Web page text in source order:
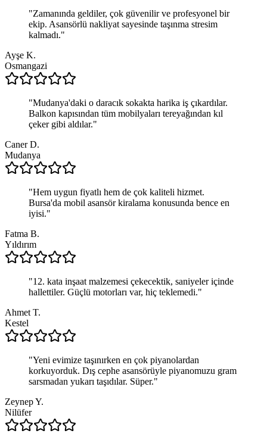
"Zamanında geldiler, çok güvenilir ve profesyonel bir
ekip. Asansörlü nakliyat sayesinde taşınma stresim
kalmadı."
Ayşe K.
Osmangazi
"Mudanya'daki o daracık sokakta harika iş çıkardılar.
Balkon kapısından tüm mobilyaları tereyağından kıl
çeker gibi aldılar."
Caner D.
Mudanya
"Hem uygun fiyatlı hem de çok kaliteli hizmet.
Bursa'da mobil asansör kiralama konusunda bence en
iyisi."
Fatma B.
Yıldırım
"12. kata inşaat malzemesi çekecektik, saniyeler içinde
hallettiler. Güçlü motorları var, hiç teklemedi."
Ahmet T.
Kestel
"Yeni evimize taşınırken en çok piyanolardan
korkuyorduk. Dış cephe asansörüyle piyanomuzu gram
sarsmadan yukarı taşıdılar. Süper."
Zeynep Y.
Nilüfer